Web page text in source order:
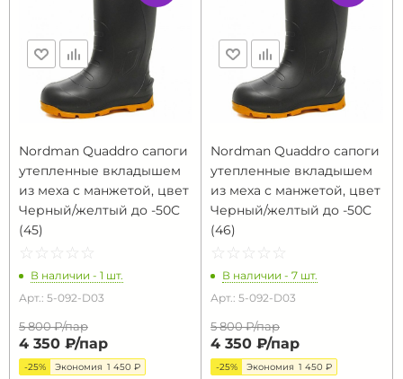
Nordman Quaddro сапоги
утепленные вкладышем
из меха с манжетой, цвет
Черный/желтый до -50C
(45)
☆ ☆ ☆ ☆ ☆
★ ★ ★ ★ ★
В наличии - 1 шт.
Арт.: 5-092-D03
5 800 ₽/пар
4 350 ₽/пар
-25% Экономия 1 450 ₽
Nordman Quaddro сапоги
утепленные вкладышем
из меха с манжетой, цвет
Черный/желтый до -50C
(46)
☆ ☆ ☆ ☆ ☆
★ ★ ★ ★ ★
В наличии - 7 шт.
Арт.: 5-092-D03
5 800 ₽/пар
4 350 ₽/пар
-25% Экономия 1 450 ₽